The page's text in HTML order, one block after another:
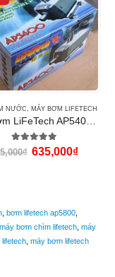
NƯỚC MÁY BƠM LIFETECH
5.00 out of 5
₫ 635,000₫
bơm lifetech ap5800
máy bơm chìm lifetech máy
máy bơm lifetech